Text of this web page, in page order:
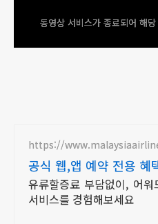
동영상 서비스가 종료되어 해
https://
공식 웹,앱 예약 전용 혜
유류할증료 부담없이, 어
서비스를 경험해보세요